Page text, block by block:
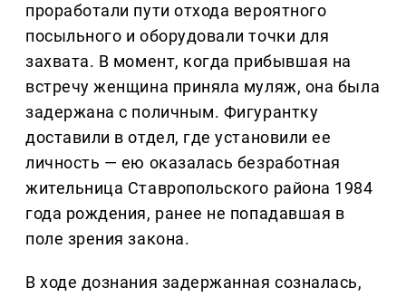
проработали пути отхода вероятного
посыльного и оборудовали точки для
захвата. В момент, когда прибывшая на
встречу женщина приняла муляж, она была
задержана с поличным. Фигурантку
доставили в отдел, где установили ее
личность — ею оказалась безработная
жительница Ставропольского района 1984
года рождения, ранее не попадавшая в
поле зрения закона.
В ходе дознания задержанная созналась,